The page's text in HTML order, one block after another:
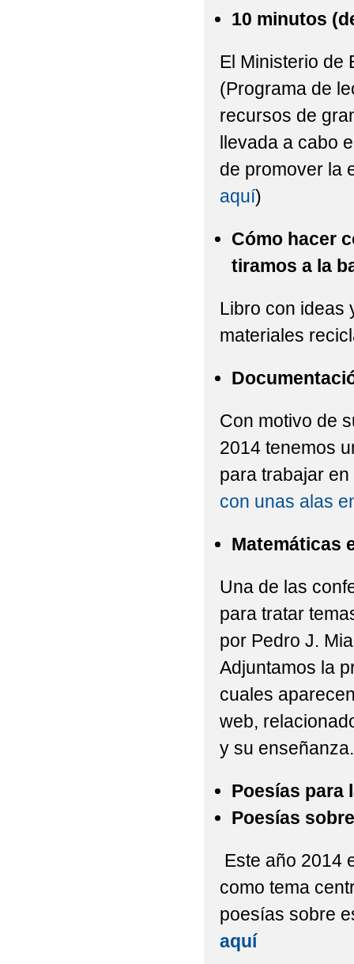
10 minutos
El Ministerio de
(Programa de
recursos de
llevada a cabo
de promover la
aquí)
Cómo hacer
tiramos a la
Libro con ideas
materiales
Con motivo de
2014 tenemos
para trabajar
con unas alas
Matemáticas
Una de las
para tratar
por Pedro J.
Adjuntamos la
cuales
web,
y su
Poesías para
Poesías
Este año 2014
como tema
poesías sobre
aquí